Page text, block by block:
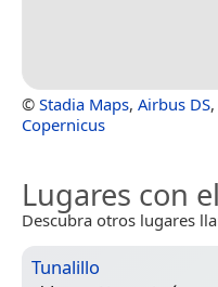
© Stadia Maps, Airbus DS,
Copernicus
Lugares con
Descubra otros lugares
Tunalillo